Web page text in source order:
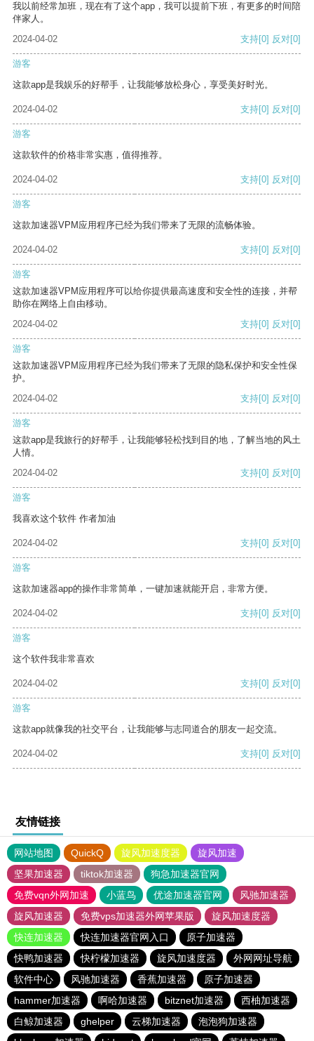
我以前经常加班，现在有了这个app，我可以提前下班，有更多的时间陪
伴家人。
2024-04-02
支持[0] 反对[0]
游客
这款app是我娱乐的好帮手，让我能够放松身心，享受美好时光。
2024-04-02 支持[0] 反对[0]
游客
这款软件的价格非常实惠，值得推荐。
2024-04-02 支持[0] 反对[0]
游客
这款加速器VPM应用程序已经为我们带来了无限的流畅体验。
2024-04-02 支持[0] 反对[0]
游客
这款加速器VPM应用程序可以给你提供最高速度和安全性的连接，并帮
助你在网络上自由移动。
2024-04-02
支持[0] 反对[0]
游客
这款加速器VPM应用程序已经为我们带来了无限的隐私保护和安全性保
护。
2024-04-02
支持[0] 反对[0]
游客
这款app是我旅行的好帮手，让我能够轻松找到目的地，了解当地的风土
人情。
2024-04-02
支持[0] 反对[0]
游客
我喜欢这个软件 作者加油
2024-04-02 支持[0] 反对[0]
游客
这款加速器app的操作非常简单，一键加速就能开启，非常方便。
2024-04-02 支持[0] 反对[0]
游客
这个软件我非常喜欢
2024-04-02 支持[0] 反对[0]
游客
这款app就像我的社交平台，让我能够与志同道合的朋友一起交流。
2024-04-02 支持[0] 反对[0]
友情链接
网站地图 QuickQ 旋风加速度器
旋风加速
坚果加速器
tiktok加速器
狗急加速器官网
免费vqn外网加速
小蓝鸟 优途加速器官网
风驰加速器
旋风加速器
免费vps加速器外网苹果版
旋风加速度器
快连加速器
快连加速器官网入口
原子加速器
快鸭加速器
快柠檬加速器 旋风加速度器
外网网址导航
软件中心
风驰加速器 香蕉加速器
原子加速器
hammer加速器
啊哈加速器 bitznet加速器
西柚加速器
白鲸加速器
ghelper 云梯加速器
泡泡狗加速器